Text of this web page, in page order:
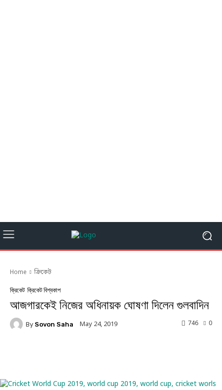
Home ক্রিকেট
ক্রিকেট ক্রিকেট বিশ্বকাপ
আজগারকেই নিজের অধিনায়ক ঘোষণা দিলেন গুলবাদিন
By Sovon Saha May 24, 2019 0
746